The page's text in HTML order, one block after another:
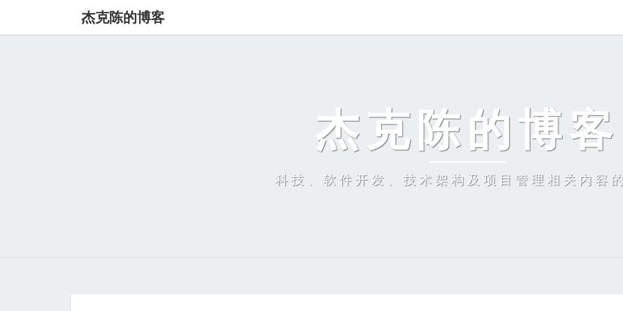
杰克陈的博客
杰克陈的博客
科技、软件开发、技术架构及项目管理相关内容